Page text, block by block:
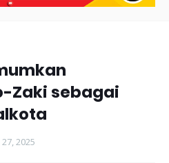
Zaki sebagai
2025